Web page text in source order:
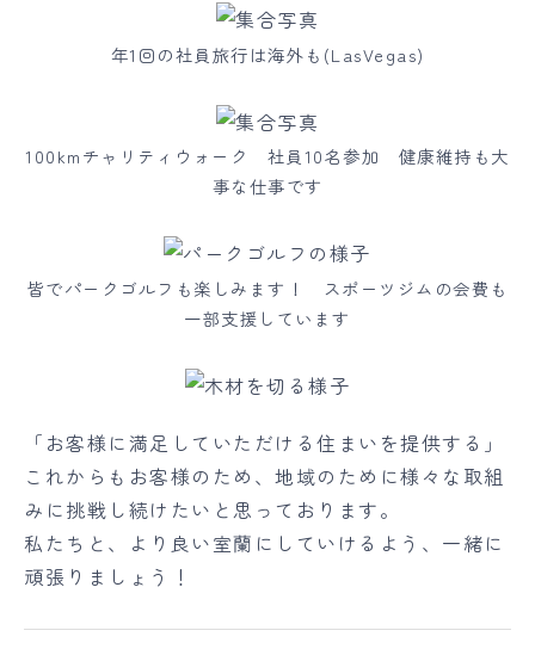
年1回の社員旅行は海外も(LasVegas)
100kmチャリティウォーク 社員10名参加 健康維持も大
事な仕事です
皆でパークゴルフも楽しみます！ スポーツジムの会費も
一部支援しています
「お客様に満足していただける住まいを提供する」
これからもお客様のため、地域のために様々な取組
みに挑戦し続けたいと思っております。
私たちと、より良い室蘭にしていけるよう、一緒に
頑張りましょう！